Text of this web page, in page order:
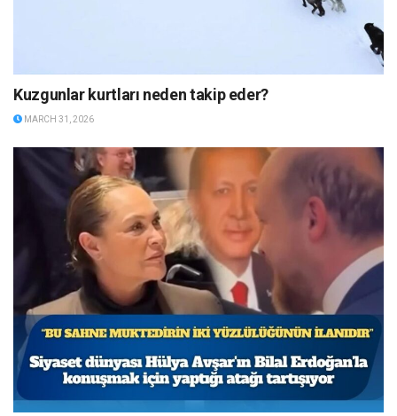
Kuzgunlar kurtları neden takip eder?
MARCH 31, 2026